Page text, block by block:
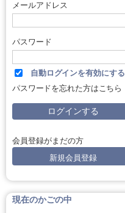
メールアドレス
パスワード
自動ログインを有効にする
パスワードを忘れた方はこちら
会員登録がまだの方
新規会員登録
現在のかごの中